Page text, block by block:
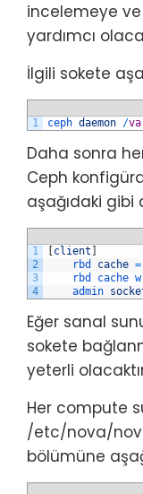
incelemeye
yardımcı
İlgili sokete
1 ceph daemon /
Daha sonra
Ceph
aşağıdaki gibi
1
2
3
4
client
rbd cache =
rbd cache
admin
Eğer sanal
sokete
yeterli
Her compute
/etc/nova/
bölümüne